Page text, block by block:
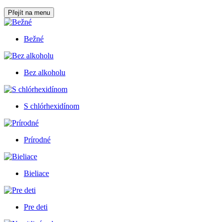
Přejít na menu
Bežné
Bez alkoholu
S chlórhexidínom
Prírodné
Bieliace
Pre deti